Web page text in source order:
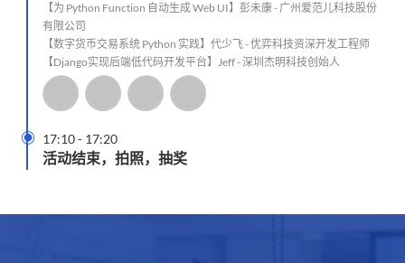
【为 Python Function 自动生成 Web UI】彭未康 - 广州爱范儿科技股份
有限公司
【数字货币交易系统 Python 实践】代少飞 - 优弈科技资深开发工程师
【Django实现后端低代码开发平台】Jeff - 深圳杰明科技创始人
17:10- 17:20

活动结束，拍照，抽奖